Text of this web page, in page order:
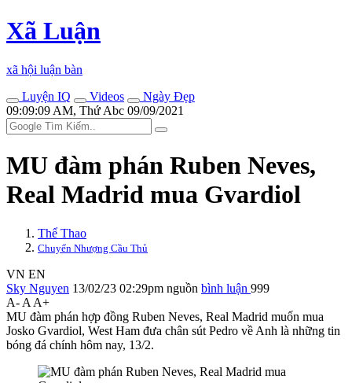
Xã Luận
xã hội luận bàn
Luyện IQ
Videos
Ngày Đẹp
09:09:09 AM, Thứ Abc 09/09/2021
MU đàm phán Ruben Neves,
Real Madrid mua Gvardiol
Thể Thao
Chuyển Nhượng Cầu Thủ
VN EN
Sky Nguyen 13/02/23 02:29pm nguồn bình luận 999
A- A A+
MU đàm phán hợp đồng Ruben Neves, Real Madrid muốn mua
Josko Gvardiol, West Ham đưa chân sút Pedro về Anh là những tin
bóng đá chính hôm nay, 13/2.